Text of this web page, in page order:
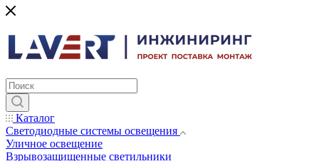
Каталог
Светодиодные системы освещения
Уличное освещение
Взрывозащищенные светильники